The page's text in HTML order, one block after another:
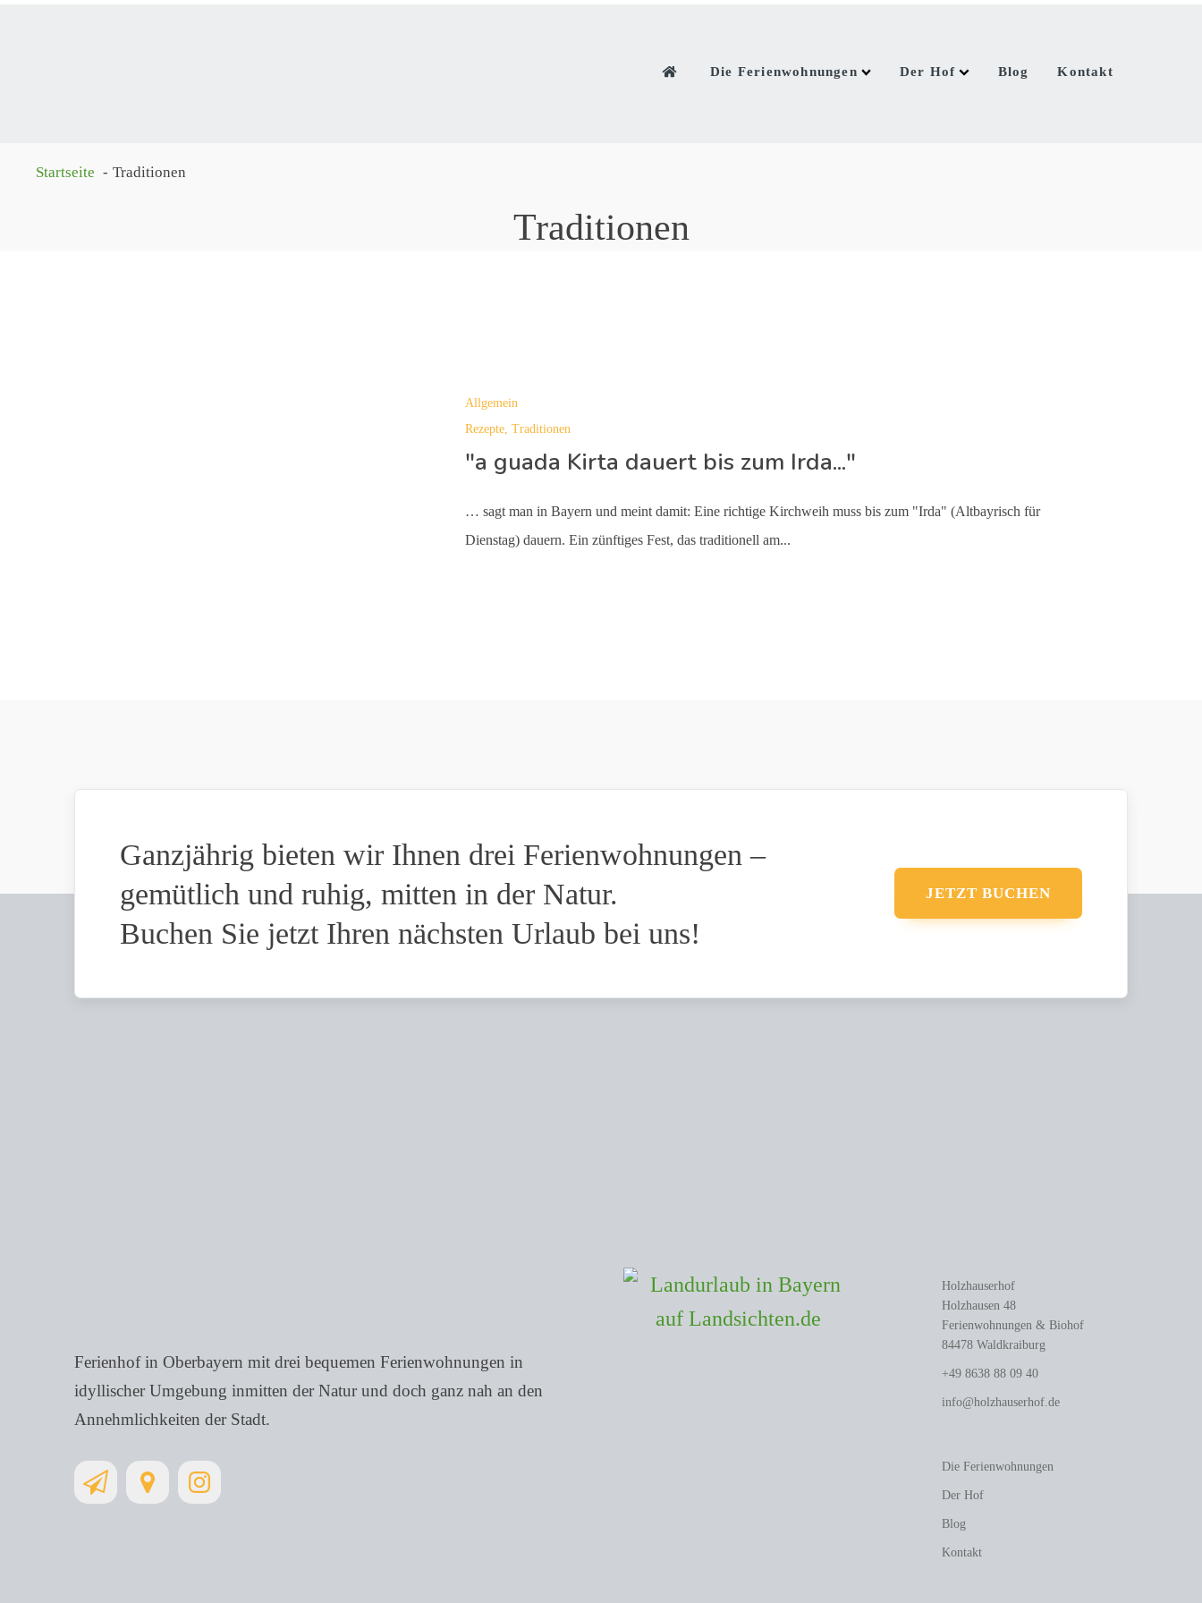
Die Ferienwohnungen Der Hof Blog Kontakt
Startseite Traditionen
Traditionen
Allgemein
Rezepte, Traditionen
"a guada Kirta dauert bis zum Irda..."
… sagt man in Bayern und meint damit: Eine richtige Kirchweih muss bis zum "Irda" (Altbayrisch für
Dienstag) dauern. Ein zünftiges Fest, das traditionell am...
Ganzjährig bieten wir Ihnen drei Ferienwohnungen –
gemütlich und ruhig, mitten in der Natur.
Buchen Sie jetzt Ihren nächsten Urlaub bei uns!
JETZT BUCHEN
Ferienhof in Oberbayern mit drei bequemen Ferienwohnungen in
idyllischer Umgebung inmitten der Natur und doch ganz nah an den
Annehmlichkeiten der Stadt.
Holzhauserhof
Holzhausen 48
Ferienwohnungen & Biohof
84478 Waldkraiburg
+49 8638 88 09 40
info@holzhauserhof.de
Die Ferienwohnungen
Der Hof
Blog
Kontakt